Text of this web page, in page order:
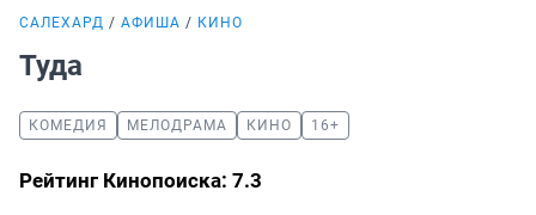
САЛЕХАРД АФИША КИНО
Туда
КОМЕДИЯ МЕЛОДРАМА КИНО 16+
Рейтинг Кинопоиска: 7.3